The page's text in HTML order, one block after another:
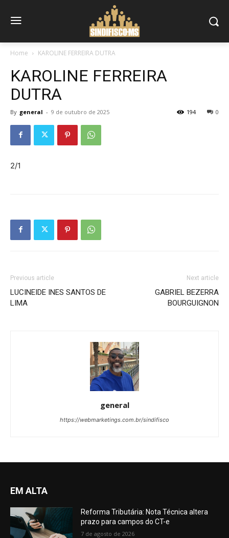
Home KAROLINE FERREIRA DUTRA
KAROLINE FERREIRA
DUTRA
By general - 9 de outubro de 2025 0
194
2/1
Previous article
LUCINEIDE INES SANTOS DE
LIMA
Next article
GABRIEL BEZERRA
BOURGUIGNON
general
https://webmarketings.com.br/sindifisco
EM ALTA
Reforma Tributária: Nota Técnica altera
prazo para campos do CT-e
7 de agosto de 2026